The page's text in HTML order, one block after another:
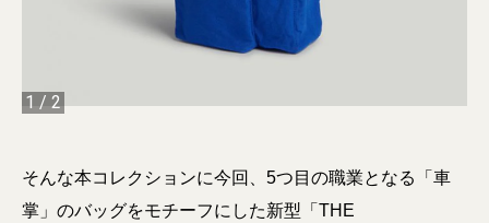
1 / 2
そんな本コレクションに今回、5つ目の職業となる「車
掌」のバッグをモチーフにした新型「THE